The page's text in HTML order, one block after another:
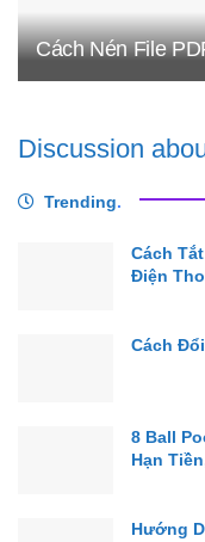
Cách Nén File
Discussion
Trending.
Cách
Điện
Cách
8 Ball
Hạn
Hướng